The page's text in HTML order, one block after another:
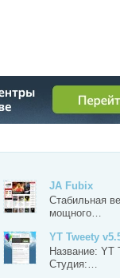
JA Fubix
Стабильная
мощного…
YT Tweety
Название: YT
Студия:…